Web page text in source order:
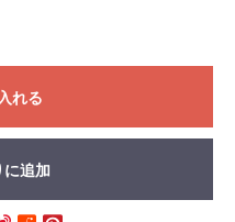
れる
に追加